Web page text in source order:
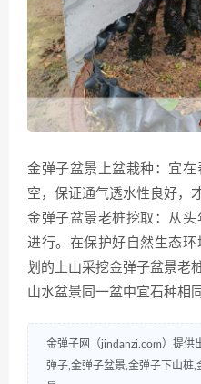
金弹子盆景上盆栽种：宜
空，保证通气透水性良好，
金弹子盆景老桩挖取：从头
进行。在保护好自然生态
划的上山采挖金弹子盆景老桩
山水盆景同一盆中宜石种相
金弹子网（jindanzi.com）提供
弹子,金弹子盆景,金弹子下山桩